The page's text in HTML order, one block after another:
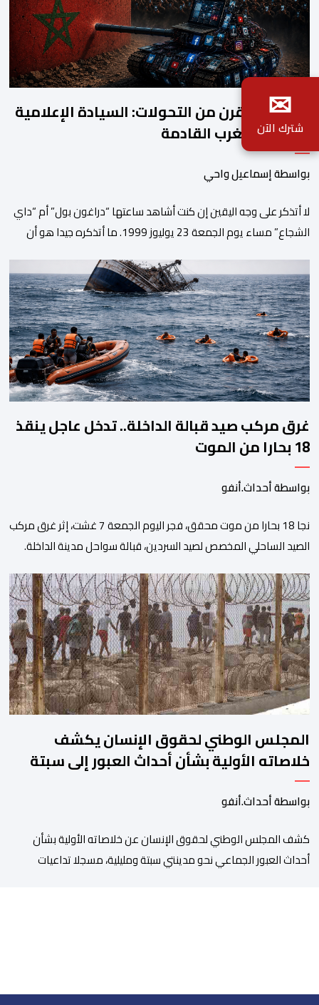
خلاصة ربع قرن من التحولات: السيادة الإعلامية
معركة المغرب القادمة
بواسطة إسماعيل واحي
لا أتذكر على وجه اليقين إن كنت أشاهد ساعتها “دراغون بول” أم “داي
الشجاع” مساء يوم الجمعة 23 يوليوز 1999. ما أتذكره جيدا هو أن
تلاوة القرآن الكريم، ثم جاء الإعلان الرسمي عن وفاة الملك الحسن
الثاني طيب الله ثراه، رافقته هيستيريا من البكاء داخل المنزل […]
غرق مركب صيد قبالة الداخلة.. تدخل عاجل ينقذ
18 بحارا من الموت
بواسطة أحداث.أنفو
نجا 18 بحارا من موت محقق، فجر اليوم الجمعة 7 غشت، إثر غرق مركب
الصيد الساحلي المخصص لصيد السردين، قبالة سواحل مدينة الداخلة.
كبيرة من المياه إلى داخل المركب أثناء مزاولته نشاط الصيد البحري، قبل
أن تتفاقم الوضعية وينتهي الأمر بغرقه، ما استنفر عدداً من مراكب […]
المجلس الوطني لحقوق الإنسان يكشف
خلاصاته الأولية بشأن أحداث العبور إلى سبتة
ومليلية
بواسطة أحداث.أنفو
كشف المجلس الوطني لحقوق الإنسان عن خلاصاته الأولية بشأن
أحداث العبور الجماعي نحو مدينتي سبتة ومليلية، مسجلا تداعيات
✉
شترك الآن